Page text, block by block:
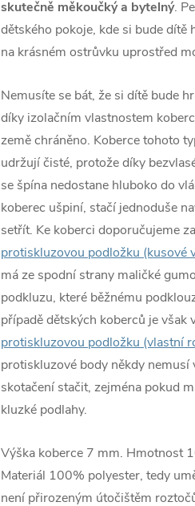
skutečně měkoučký a bytelný.
dětského pokoje, kde si bude dítě
na krásném ostrůvku uprostřed
Nemusíte se bát, že si dítě bude
díky izolačním vlastnostem
země chráněno. Koberce tohoto
udržují čisté, protože díky
se špína nedostane hluboko do
koberec ušpiní, stačí jednoduše
setřít. Ke koberci doporučujeme
protiskluzovou podložku (kusové
má ze spodní strany maličké
podkluzu, které běžnému
případě dětských koberců je však
protiskluzovou podložku (vlastní
protiskluzové body někdy nemusí
skotačení stačit, zejména pokud
kluzké podlahy.
Výška koberce 7 mm. Hmotnost
Materiál 100% polyester, tedy
není přirozeným útočištěm